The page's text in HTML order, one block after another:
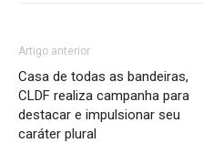
Artigo anterior
Casa de todas as bandeiras,
CLDF realiza campanha para
destacar e impulsionar seu
caráter plural